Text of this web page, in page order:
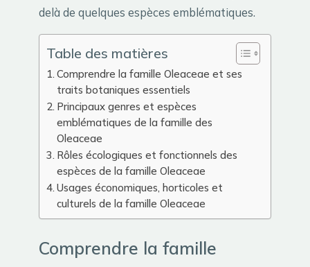
delà de quelques espèces emblématiques.
Table des matières
Comprendre la famille Oleaceae et ses
traits botaniques essentiels
Principaux genres et espèces
emblématiques de la famille des
Oleaceae
Rôles écologiques et fonctionnels des
espèces de la famille Oleaceae
Usages économiques, horticoles et
culturels de la famille Oleaceae
Comprendre la famille